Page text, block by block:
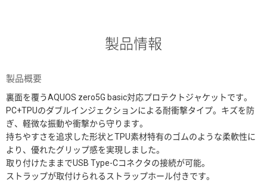
製品情報
製品概要
裏面を覆うAQUOS zero5G basic対応プロテクトジャケットです。
PC+TPUのダブルインジェクションによる耐衝撃タイプ。キズを防
ぎ、軽微な振動や衝撃から守ります。
持ちやすさを追求した形状とTPU素材特有のゴムのような柔軟性に
より、優れたグリップ感を実現しました。
取り付けたままでUSB Type-Cコネクタの接続が可能。
ストラップが取付けられるストラップホール付きです。